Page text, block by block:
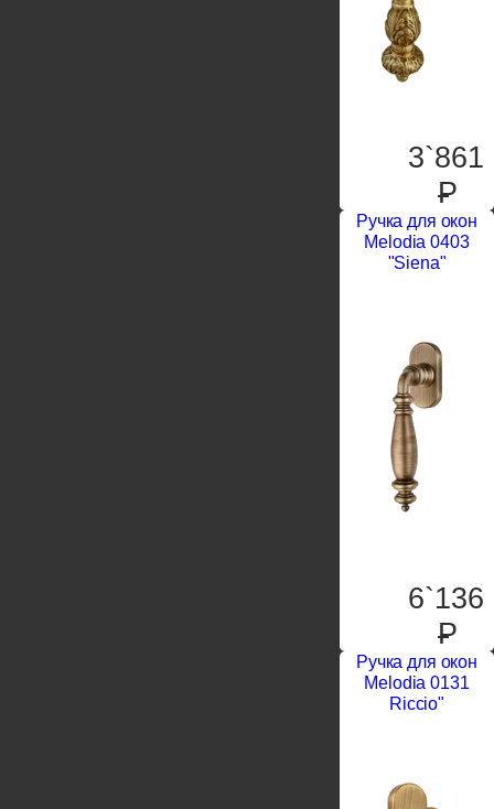
3`861
P
Ручка для окон
Melodia 0403
"Siena"
6`136
P
Ручка для окон
Melodia 0131
Riccio"